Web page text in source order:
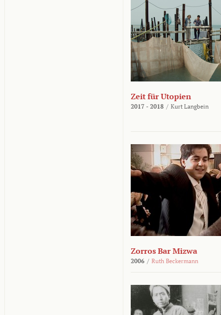
Zeit für Utopien
2017 - 2018 / Kurt Langbein
Zorros Bar Mizwa
2006 / Ruth Beckermann